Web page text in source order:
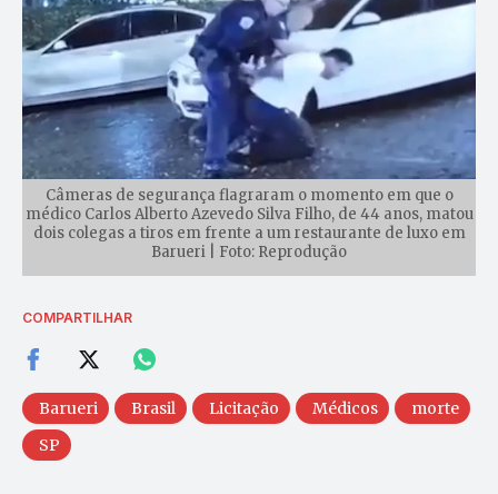
Câmeras de segurança flagraram o momento em que o
médico Carlos Alberto Azevedo Silva Filho, de 44 anos, matou
dois colegas a tiros em frente a um restaurante de luxo em
Barueri | Foto: Reprodução
COMPARTILHAR
Barueri Brasil Licitação Médicos
morte
SP